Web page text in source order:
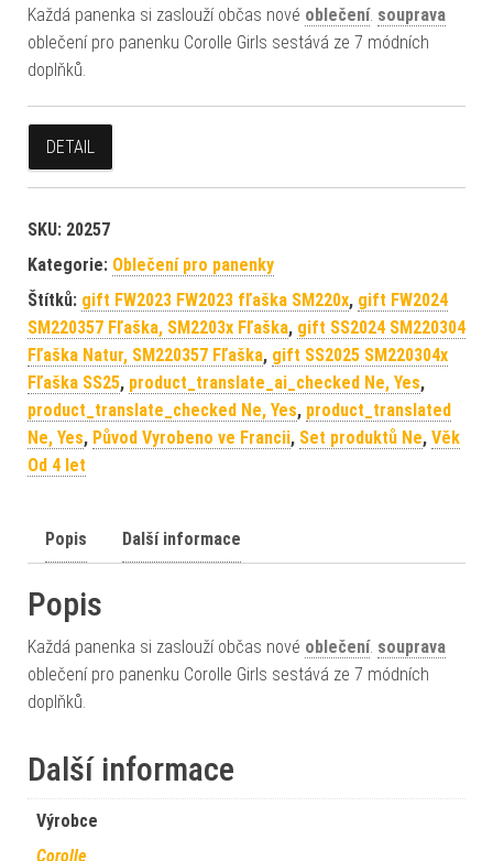
Každá panenka si zaslouží občas nové oblečení. souprava
oblečení pro panenku Corolle Girls sestává ze 7 módních
doplňků.
DETAIL
SKU: 20257
Kategorie: Oblečení pro panenky
Štítků: gift FW2023 FW2023 fľaška SM220x, gift FW2024
SM220357 Fľaška, SM2203x Fľaška, gift SS2024 SM220304
Fľaška Natur, SM220357 Fľaška, gift SS2025 SM220304x
Fľaška SS25, product_translate_ai_checked Ne, Yes,
product_translate_checked Ne, Yes, product_translated
Ne, Yes, Původ Vyrobeno ve Francii, Set produktů Ne, Věk
Od 4 let
Popis Další informace
Popis
Každá panenka si zaslouží občas nové oblečení. souprava
oblečení pro panenku Corolle Girls sestává ze 7 módních
doplňků.
Další informace
Výrobce
Corolle